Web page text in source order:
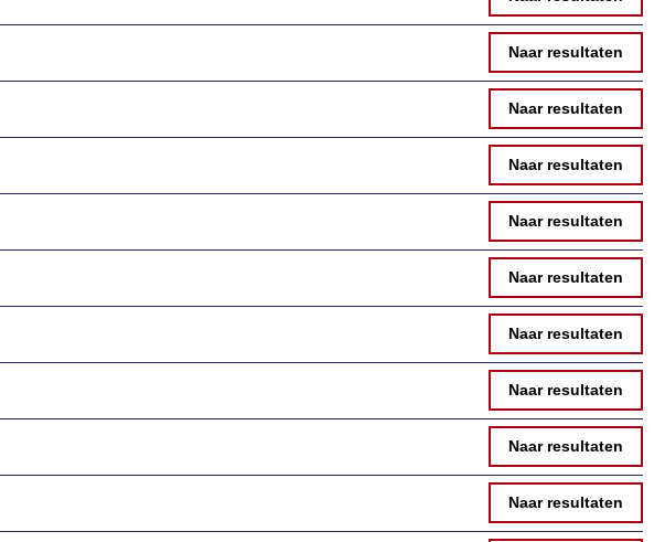
Naar resultaten
Naar resultaten
Naar resultaten
Naar resultaten
Naar resultaten
Naar resultaten
Naar resultaten
Naar resultaten
Naar resultaten